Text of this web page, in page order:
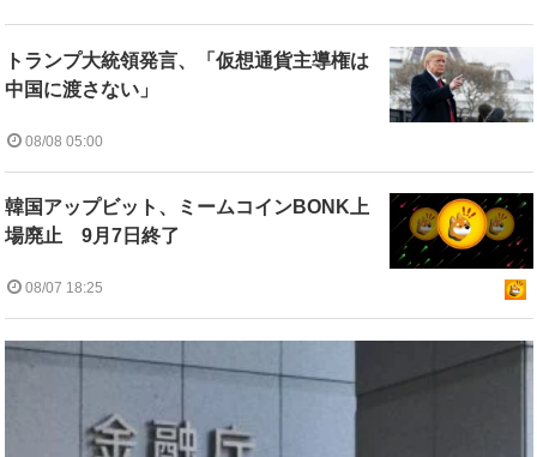
トランプ大統領発言、「仮想通貨主導権は
中国に渡さない」
08/08 05:00
韓国アップビット、ミームコインBONK上
場廃止 9月7日終了
08/07 18:25